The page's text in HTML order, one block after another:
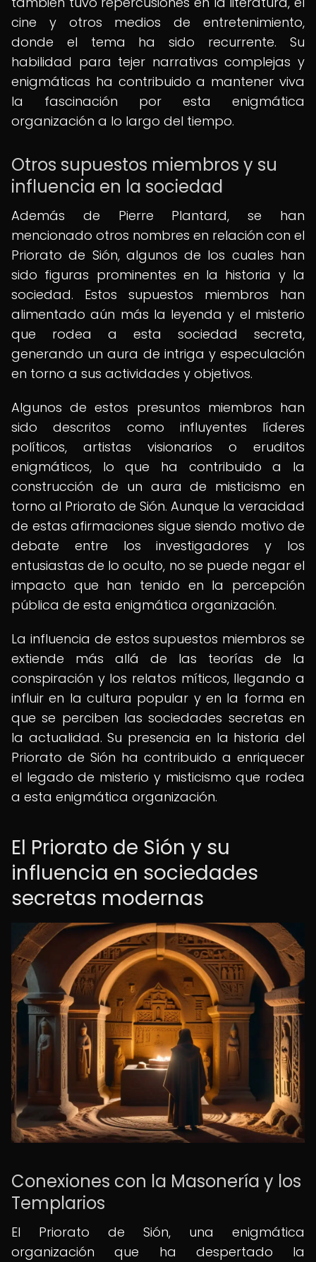
cine y otros medios de entretenimiento,
donde el tema ha sido recurrente. Su
habilidad para tejer narrativas complejas y
enigmáticas ha contribuido a mantener viva
la fascinación por esta enigmática
organización a lo largo del tiempo.
Otros supuestos miembros y su
influencia en la sociedad
Además de Pierre Plantard, se han
mencionado otros nombres en relación con el
Priorato de Sión, algunos de los cuales han
sido figuras prominentes en la historia y la
sociedad. Estos supuestos miembros han
alimentado aún más la leyenda y el misterio
que rodea a esta sociedad secreta,
generando un aura de intriga y especulación
en torno a sus actividades y objetivos.
Algunos de estos presuntos miembros han
sido descritos como influyentes líderes
políticos, artistas visionarios o eruditos
enigmáticos, lo que ha contribuido a la
construcción de un aura de misticismo en
torno al Priorato de Sión. Aunque la veracidad
de estas afirmaciones sigue siendo motivo de
debate entre los investigadores y los
entusiastas de lo oculto, no se puede negar el
impacto que han tenido en la percepción
pública de esta enigmática organización.
La influencia de estos supuestos miembros se
extiende más allá de las teorías de la
conspiración y los relatos míticos, llegando a
influir en la cultura popular y en la forma en
que se perciben las sociedades secretas en
la actualidad. Su presencia en la historia del
Priorato de Sión ha contribuido a enriquecer
el legado de misterio y misticismo que rodea
a esta enigmática organización.
El Priorato de Sión y su
influencia en sociedades
secretas modernas
Conexiones con la Masonería y los
Templarios
El Priorato de Sión, una enigmática
organización que ha despertado la